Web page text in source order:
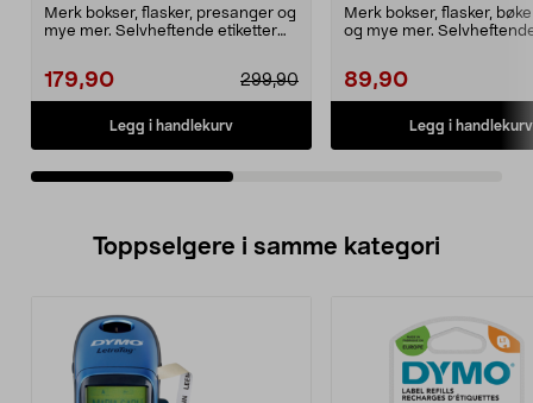
Merk bokser, flasker, presanger og
mye mer. Selvheftende etiketter
299,90
179,90
Legg i handlekurv
Merk bokser, flasker,
og mye mer.
89,90
Legg i handlekurv
Toppselgere i samme kategori